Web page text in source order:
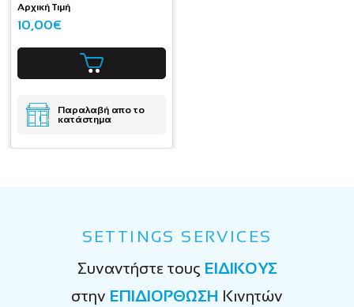
Αρχική Τιμή
10,00€
Παραλαβή απο το
κατάστημα
SETTINGS SERVICES
Συναντήστε τους ΕΙΔΙΚΟΥΣ
στην ΕΠΙΔΙΟΡΘΩΣΗ Κινητών